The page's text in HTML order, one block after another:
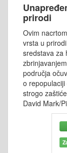
prirodi
Ovim
vrsta u
sredstava za
područja
o
strogo
David Mark/